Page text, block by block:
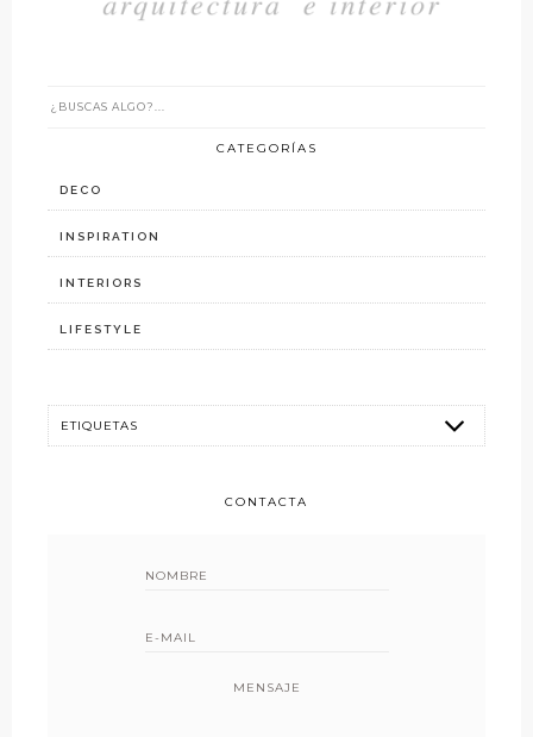
CATEGORÍAS
DECO
INSPIRATION
INTERIORS
LIFESTYLE
CONTACTA
MENSAJE